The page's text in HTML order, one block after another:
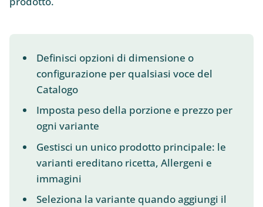
Definisci opzioni di dimensione o
configurazione per qualsiasi voce del
Catalogo
Imposta peso della porzione e prezzo per
ogni variante
Gestisci un unico prodotto principale: le
varianti ereditano ricetta, Allergeni e
immagini
Seleziona la variante quando aggiungi il